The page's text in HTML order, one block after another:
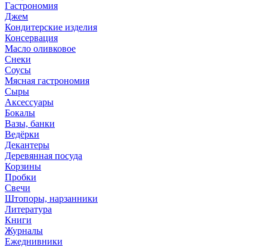
Гастрономия
Джем
Кондитерские изделия
Консервация
Масло оливковое
Снеки
Соусы
Мясная гастрономия
Сыры
Аксессуары
Бокалы
Вазы, банки
Ведёрки
Декантеры
Деревянная посуда
Корзины
Пробки
Свечи
Штопоры, нарзанники
Литература
Книги
Журналы
Ежеднивники